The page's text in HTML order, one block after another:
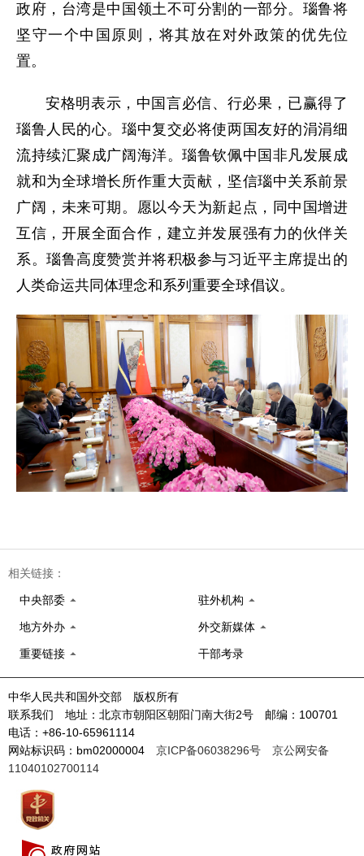
政府，台湾是中国领土不可分割的一部分。瑙鲁将
坚守一个中国原则，将其放在对外政策的优先位
置。
安格明表示，中国言必信、行必果，已赢得了
瑙鲁人民的心。瑙中复交必将使两国友好的涓涓细
流持续汇聚成广阔海洋。瑙鲁钦佩中国非凡发展成
就和为全球增长所作重大贡献，坚信瑙中关系前景
广阔，未来可期。愿以今天为新起点，同中国增进
互信，开展全面合作，建立并发展强有力的伙伴关
系。瑙鲁高度赞赏并将积极参与习近平主席提出的
人类命运共同体理念和系列重要全球倡议。
相关链接：
中央部委 驻外机构
地方外办 外交新媒体
重要链接 干部考录
中华人民共和国外交部 版权所有
联系我们 地址：北京市朝阳区朝阳门南大街2号 邮编：100701
电话：+86-10-65961114
网站标识码：bm02000004 京ICP备06038296号
京公网安备
11040102700114